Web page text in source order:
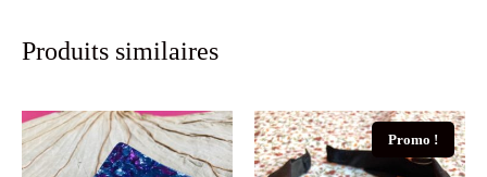
Produits similaires
Promo !